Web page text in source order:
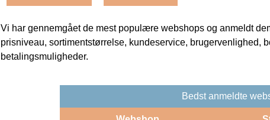
Vi har gennemgået de mest populære webshops og anmeldt
prisniveau, sortimentstørrelse, kundeservice, brugervenlighed,
betalingsmuligheder.
Bedst anmeldte